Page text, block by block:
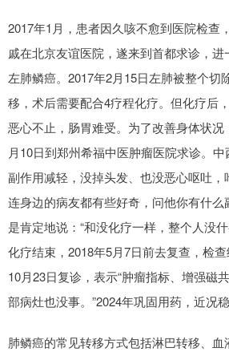
2017年1月，患者因久咳不愈到医院检查
戚在北京友谊医院，遂来到首都求诊，进
左肺鳞癌。2017年2月15日左肺被整个切
移，术后需要配合4疗程化疗。但化疗后
恶心不止，肠胃难受。为了改善身体状况
月10日到郑州希福中医肿瘤医院求诊。
副作用减轻，没掉头发、也没恶心呕吐，
连身边的病友都有些好奇，问他你有什
是肯定地说：“和没化疗一样，整个人没
化疗结束，2018年5月7日前去复查，检
10月23日复诊，表示“肿瘤指标、增强磁
部病灶也没事。”2024年巩固用药，近况稳
肺鳞癌的常见转移方式包括淋巴转移、